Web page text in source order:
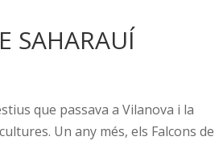
SAHARAUÍ
que passava a Vilanova i la
Un any més, els Falcons de